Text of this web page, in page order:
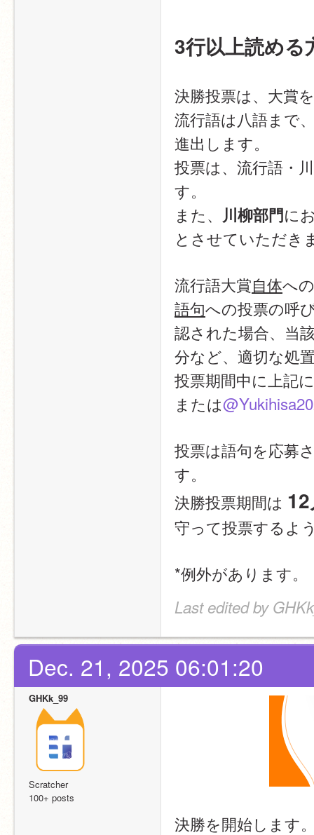
3行以上読める
決勝投票は、大賞
流行語は八語まで
進出します。
投票は、流行語・
す。
また、 川柳部門に
とさせていただき
流行語大賞自体へ
語句への投票の呼
認された場合、当
分など、適切な処
投票期間中に上記
または
投票は語句を応募
す。
決勝投票期間は
守って投票するよ
*例外があります。
Last edited by
Dec. 21, 2025 06:01:20
GHKk_99
Scratcher
100+ posts
決勝を開始します